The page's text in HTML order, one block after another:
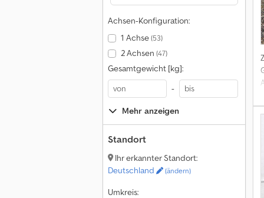
Achsen-Konfiguration:
1 Achse(53)
2 Achsen (47)
Gesamtgewicht [kg]:
-
Mehr anzeigen
Standort
Ihr erkannter Standort:
Deutschland
(ändern)
Umkreis: